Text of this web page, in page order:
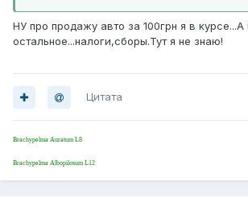
НУ про продажу авто за 100грн я в курсе...А
остальное...налоги,сборы.Тут я не знаю!
Цитата
Brachypelma Auratum L8
Brachypelma Albopilosum L12